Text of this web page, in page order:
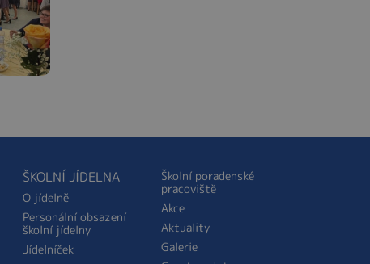
ŠKOLNÍ JÍDELNA
O jídelně
Personální obsazení
školní jídelny
Jídelníček
Školní poradenské
pracoviště
Akce
Aktuality
Galerie